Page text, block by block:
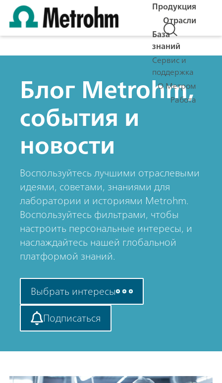
Продукция
Отрасли
База
знаний
Сервис и
поддержка
О Метром
Работа
Блог Metrohm,
события и
новости
Воспользуйтесь лучшими отраслевыми
идеями, советами, знаниями для
лаборатории и историями Metrohm.
Воспользуйтесь фильтрами, чтобы
настроить персональные интересы, и
наслаждайтесь нашей глобальной
платформой знаний.
Выбрать интересы
Подписаться